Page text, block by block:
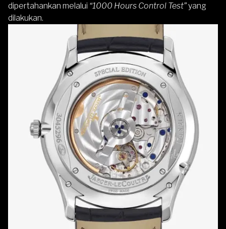
dipertahankan melalui “1000 Hours Control Test”yang
dilakukan.